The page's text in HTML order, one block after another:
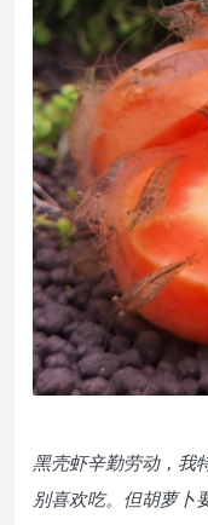
黑壳虾辛勤劳动，我
别喜欢吃。但胡萝卜